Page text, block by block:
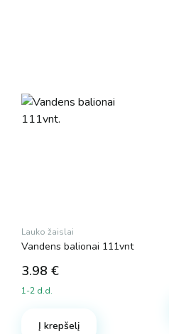
Lauko žaislai
Vandens balionai 111vnt
3.98 €
1-2 d.d.
Į krepšelį